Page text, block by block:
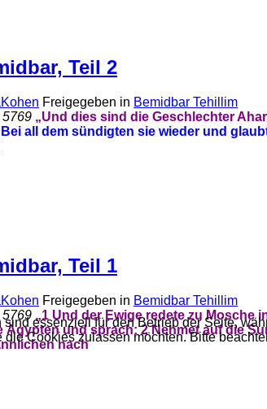
Teil 2
Freigegeben in Bemidbar Tehillim
5769 „Und dies sind die Geschlechter
Bei all dem sündigten sie wieder und
Teil 1
Freigegeben in Bemidbar Tehillim
5769 „1 Und der Ewige redete zu Mosche
Ägypten und sprach:2 Nehmet auf die
nach
essenziell für den Betrieb der Seite,
Cookies zulassen möchten. Bitte